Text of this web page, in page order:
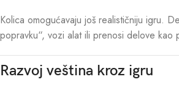
Kolica omogućavaju još realističniju igru.
popravku“, vozi alat ili prenosi delove kao
Razvoj veština kroz igru